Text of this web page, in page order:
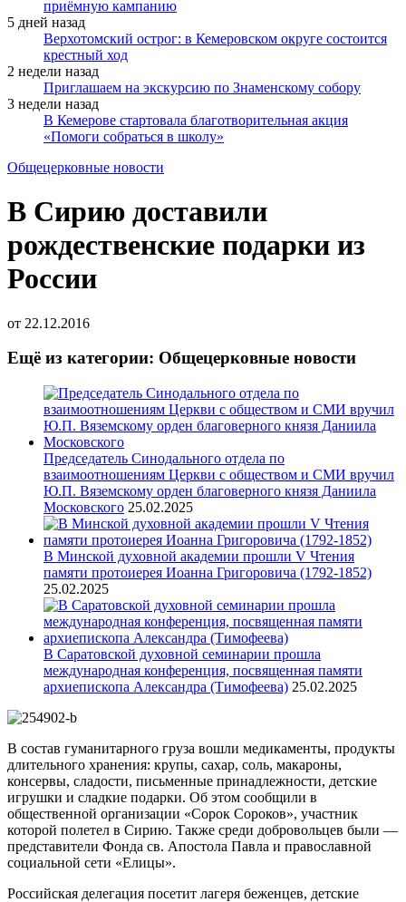
приёмную кампанию
5 дней назад
Верхотомский острог: в Кемеровском округе состоится
крестный ход
2 недели назад
Приглашаем на экскурсию по Знаменскому собору
3 недели назад
В Кемерове стартовала благотворительная акция
«Помоги собраться в школу»
Общецерковные новости
В Сирию доставили
рождественские подарки из
России
от 22.12.2016
Ещё из категории: Общецерковные новости
Председатель Синодального отдела по
взаимоотношениям Церкви с обществом и СМИ вручил
Ю.П. Вяземскому орден благоверного князя Даниила
Московского 25.02.2025
В Минской духовной академии прошли V Чтения
памяти протоиерея Иоанна Григоровича (1792-1852)
25.02.2025
В Саратовской духовной семинарии прошла
международная конференция, посвященная памяти
архиепископа Александра (Тимофеева) 25.02.2025
В состав гуманитарного груза вошли медикаменты, продукты
длительного хранения: крупы, сахар, соль, макароны,
консервы, сладости, письменные принадлежности, детские
игрушки и сладкие подарки. Об этом сообщили в
общественной организации «Сорок Сороков», участник
которой полетел в Сирию. Также среди добровольцев были —
представители Фонда св. Апостола Павла и православной
социальной сети «Елицы».
Российская делегация посетит лагеря беженцев, детские